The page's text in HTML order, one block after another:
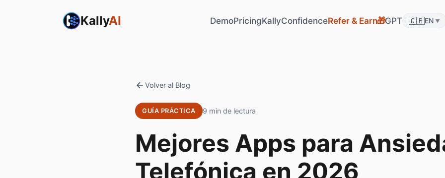
KallyAI DemoPricingKallyConfidenceRefer & Earn🎁GPT 🇬🇧EN ▼
Volver al Blog
GUÍA PRÁCTICA 9 min de lectura
Mejores Apps para
Telefónica en 2026